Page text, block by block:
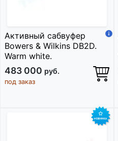
Активный сабвуфер
Bowers & Wilkins DB2D.
Warm white.
483 000 руб.
под заказ